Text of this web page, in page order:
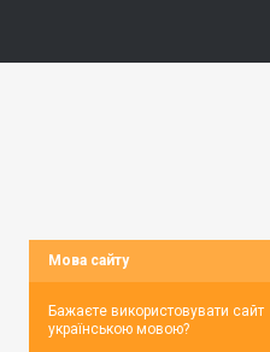
Мова сайту
Бажаєте використовувати сайт
українською мовою?